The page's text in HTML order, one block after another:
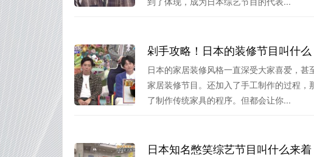
剁手攻略！日本的装修节目叫什
日本的家居装修风格一直深受大家喜爱，
家居装修节目。还加入了手工制作的过程
了制作传统家具的程序。但都会让你...
日本知名憋笑综艺节目叫什么来